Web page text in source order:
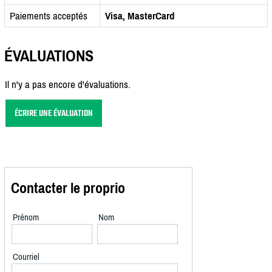
Paiements acceptés
Visa, MasterCard
ÉVALUATIONS
Il n'y a pas encore d'évaluations.
ÉCRIRE UNE ÉVALUATION
Contacter le proprio
Prénom Nom
Courriel